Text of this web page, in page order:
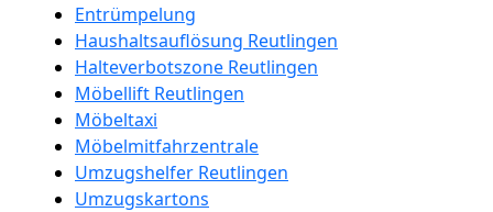
Entrümpelung
Haushaltsauflösung Reutlingen
Halteverbotszone Reutlingen
Möbellift Reutlingen
Möbeltaxi
Möbelmitfahrzentrale
Umzugshelfer Reutlingen
Umzugskartons